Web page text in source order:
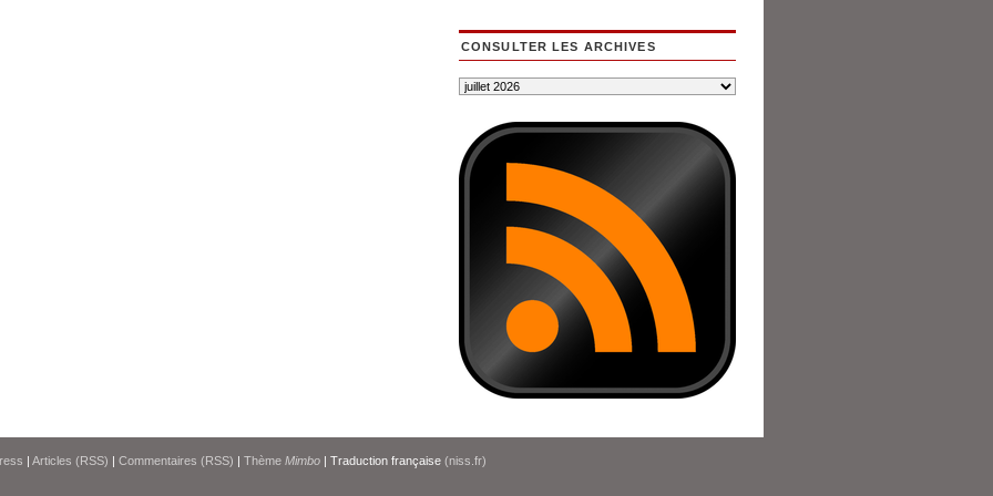
CONSULTER LES ARCHIVES
| Articles (RSS) | Commentaires (RSS) | Thème Mimbo | Traduction française (niss.fr)